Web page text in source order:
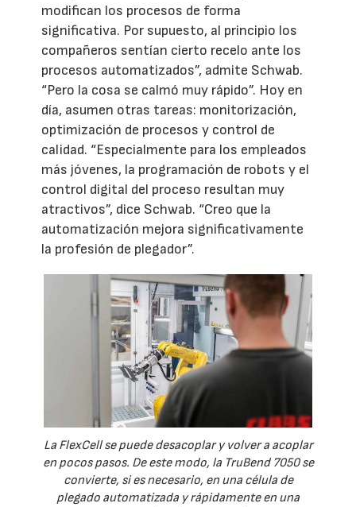
modifican los procesos de forma
significativa. Por supuesto, al principio los
compañeros sentían cierto recelo ante los
procesos automatizados”, admite Schwab.
“Pero la cosa se calmó muy rápido”. Hoy en
día, asumen otras tareas: monitorización,
optimización de procesos y control de
calidad. “Especialmente para los empleados
más jóvenes, la programación de robots y el
control digital del proceso resultan muy
atractivos”, dice Schwab. “Creo que la
automatización mejora significativamente
la profesión de plegador”.
La FlexCell se puede desacoplar y volver a acoplar
en pocos pasos. De este modo, la TruBend 7050 se
convierte, si es necesario, en una célula de
plegado automatizada y rápidamente en una